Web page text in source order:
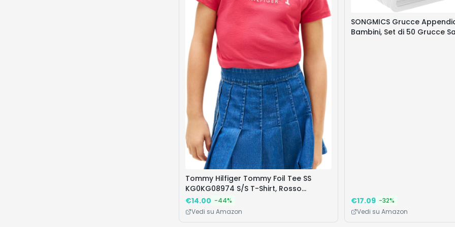
Tommy Hilfiger Tommy Foil Tee SS
KG0KG08974 S/S T-Shirt, Rosso
(Vintage Ciliegia), 14 Anni, Rosso
(Ciliegia Vintage), 14 Anni
€14.00 -44%
Vedi su Amazon
SONGMICS Grucce
Bambini, Set di 50 Grucce
€17.09 -32%
Vedi su Amazon